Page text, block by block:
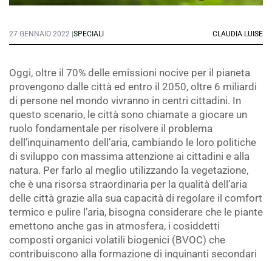
27 GENNAIO 2022 | SPECIALI CLAUDIA LUISE
Oggi, oltre il 70% delle emissioni nocive per il pianeta
provengono dalle città ed entro il 2050, oltre 6 miliardi
di persone nel mondo vivranno in centri cittadini. In
questo scenario, le città sono chiamate a giocare un
ruolo fondamentale per risolvere il problema
dell’inquinamento dell’aria, cambiando le loro politiche
di sviluppo con massima attenzione ai cittadini e alla
natura. Per farlo al meglio utilizzando la vegetazione,
che è una risorsa straordinaria per la qualità dell’aria
delle città grazie alla sua capacità di regolare il comfort
termico e pulire l’aria, bisogna considerare che le piante
emettono anche gas in atmosfera, i cosiddetti
composti organici volatili biogenici (BVOC) che
contribuiscono alla formazione di inquinanti secondari